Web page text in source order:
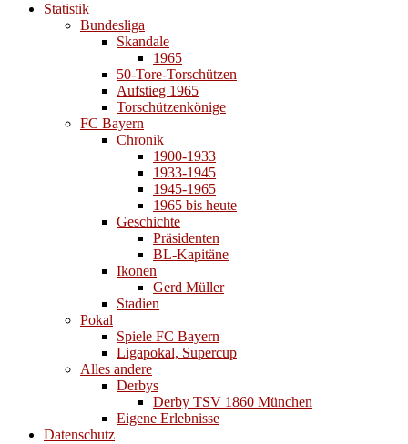
Statistik
Bundesliga
Skandale
1965
50-Tore-Torschützen
Aufstieg 1965
Torschützenkönige
FC Bayern
Chronik
1900-1933
1933-1945
1945-1965
1965 bis heute
Geschichte
Präsidenten
BL-Kapitäne
Ikonen
Gerd Müller
Stadien
Pokal
Spiele FC Bayern
Ligapokal, Supercup
Alles andere
Derbys
Derby TSV 1860 München
Eigene Erlebnisse
Datenschutz